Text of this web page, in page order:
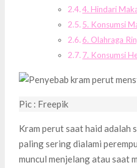
4. Hindari
5. Konsumsi
6. Olahraga
7. Konsumsi
Pic : Freepik
Kram perut saat haid adalah
paling sering dialami
muncul menjelang atau saat